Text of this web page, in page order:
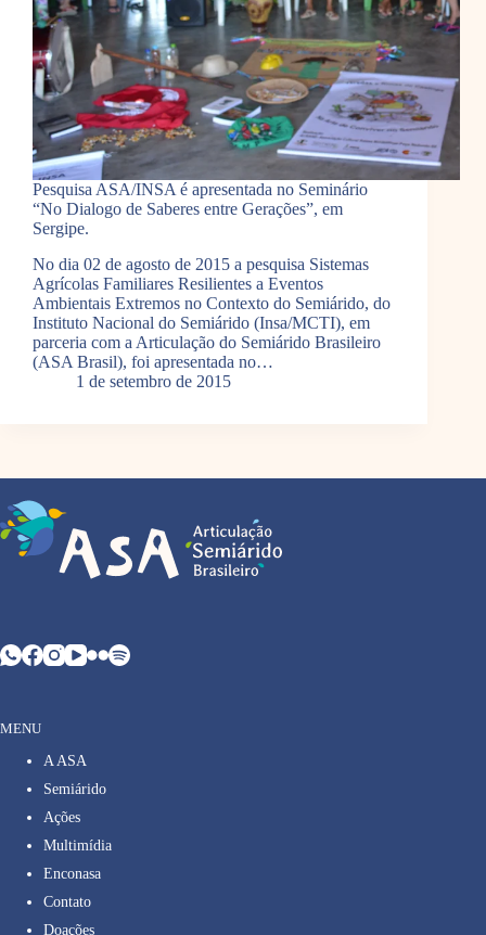
Pesquisa ASA/INSA é apresentada no Seminário
“No Dialogo de Saberes entre Gerações”, em
Sergipe.
No dia 02 de agosto de 2015 a pesquisa Sistemas
Agrícolas Familiares Resilientes a Eventos
Ambientais Extremos no Contexto do Semiárido, do
Instituto Nacional do Semiárido (Insa/MCTI), em
parceria com a Articulação do Semiárido Brasileiro
(ASA Brasil), foi apresentada no…
1 de setembro de 2015
MENU
A ASA
Semiárido
Ações
Multimídia
Enconasa
Contato
Doações